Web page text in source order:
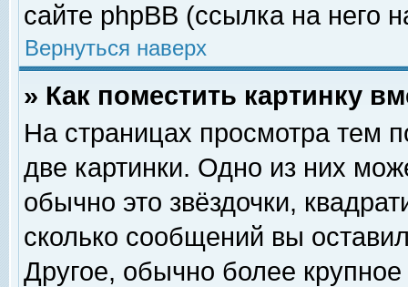
сайте phpBB (ссылка на него
Вернуться наверх
» Как поместить картинку
На страницах просмотра тем
две картинки. Одно из них
обычно это звёздочки,
сколько сообщений вы
Другое, обычно более